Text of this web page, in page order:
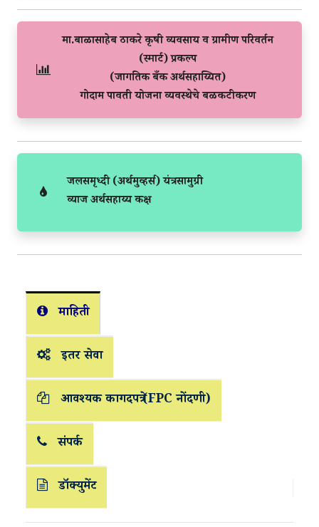
मा.बाळासाहेब ठाकरे कृषी व्यवसाय व ग्रामीण परिवर्तन
(स्मार्ट) प्रकल्प
(जागतिक बँक अर्थसहाय्यित)
गोदाम पावती योजना व्यवस्थेचे बळकटीकरण
जलसमृध्दी (अर्थमुव्हर्स) यंत्रसामुग्री
व्याज अर्थसहाय्य कक्ष
माहिती
इतर सेवा
आवश्यक कागदपत्रे (FPC नोंदणी)
संपर्क
डॉक्युमेंट